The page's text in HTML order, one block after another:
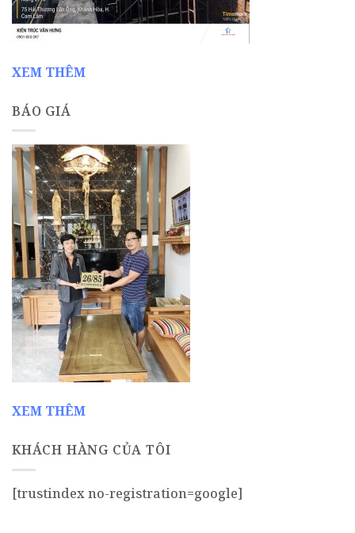
XEM THÊM
BÁO GIÁ
XEM THÊM
KHÁCH HÀNG CỦA TÔI
[trustindex no-registration=google]